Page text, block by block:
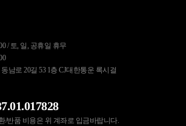
/ 토, 일, 공휴일 휴무
남로 20길 53 1층 CJ대한통운 록시걸
/반품 비용은 위 계좌로 입금바랍니다.